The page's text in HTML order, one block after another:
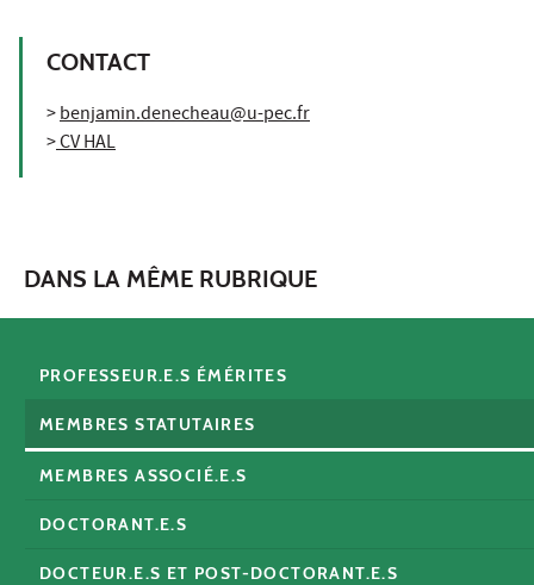
CONTACT
>benjamin.denecheau@u-pec.fr
>CV HAL
DANS LA MÊME RUBRIQUE
PROFESSEUR.E.S ÉMÉRITES
MEMBRES STATUTAIRES
MEMBRES ASSOCIÉ.E.S
DOCTORANT.E.S
DOCTEUR.E.S ET POST-DOCTORANT.E.S